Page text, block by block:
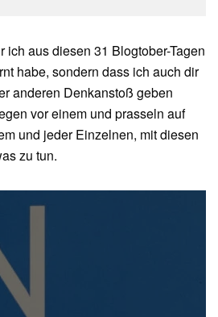
ich aus diesen 31 Blogtober-Tagen
habe, sondern dass ich auch dir
anderen Denkanstoß geben
vor einem und prasseln auf
und jeder Einzelnen, mit diesen
zu tun.